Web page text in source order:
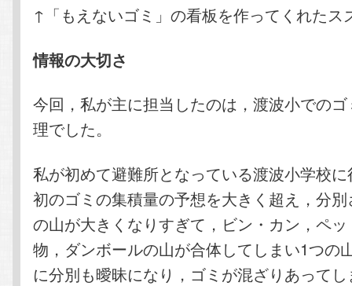
↑「もえないゴミ」の看板を作ってくれたス
情報の大切さ
今回，私が主に担当したのは，渡波小での
理でした。
私が初めて避難所となっている渡波小学校
初のゴミの集積量の予想を大きく超え，分
の山が大きくなりすぎて，ビン・カン，ペ
物，ダンボールの山が合体してしまい1つの
に分別も曖昧になり，ゴミが混ざりあって